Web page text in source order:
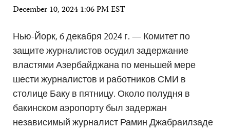
December 10, 2024 1:06 PM EST
Нью-Йорк, 6 декабря 2024 г. — Комитет по
защите журналистов осудил задержание
властями Азербайджана по меньшей мере
шести журналистов и работников СМИ в
столице Баку в пятницу. Около полудня в
бакинском аэропорту был задержан
независимый журналист Рамин Джабраилзаде